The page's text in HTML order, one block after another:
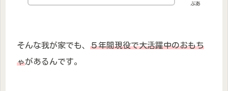
ぶあ
そんな我が家でも、 ５年間現役で大活躍中のおもち
ゃがあるんです。